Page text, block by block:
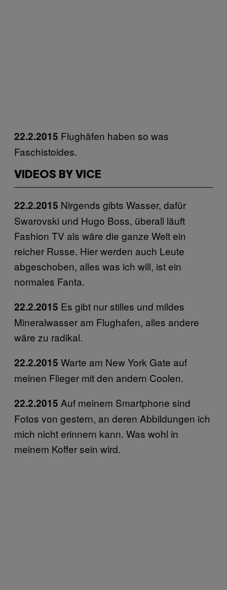
22.2.2015 Flughäfen haben so was
Faschistoides.
VIDEOS BY VICE
22.2.2015 Nirgends gibts Wasser, dafür
Swarovski und Hugo Boss, überall läuft
Fashion TV als wäre die ganze Welt ein
reicher Russe. Hier werden auch Leute
abgeschoben, alles was ich will, ist ein
normales Fanta.
22.2.2015 Es gibt nur stilles und mildes
Mineralwasser am Flughafen, alles andere
wäre zu radikal.
22.2.2015 Warte am New York Gate auf
meinen Flieger mit den andern Coolen.
22.2.2015 Auf meinem Smartphone sind
Fotos von gestern, an deren Abbildungen ich
mich nicht erinnern kann. Was wohl in
meinem Koffer sein wird.